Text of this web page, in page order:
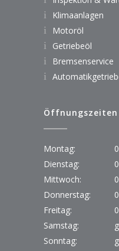
Klimaanlagen
Motoröl
Getriebeöl
Bremsenservice
Öffnungszeiten
Montag:
Dienstag:
Mittwoch:
Donnerstag:
Freitag:
Samstag:
Sonntag: